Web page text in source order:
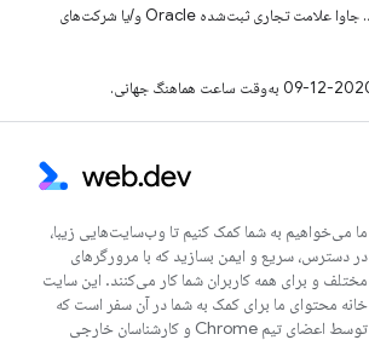
مراجعه کنید. جاوا علامت تجاری ثبت‌شده Oracle و/یا شرکت‌های
ما می‌خواهیم به شما کمک کنیم تا وب‌سایت‌هایی زیبا،
در دسترس، سریع و ایمن بسازید که با مرورگرهای
مختلف و برای همه کاربران شما کار می‌کنند. این سایت
خانه محتوای ما برای کمک به شما در آن سفر است که
توسط اعضای تیم Chrome و کارشناسان خارجی